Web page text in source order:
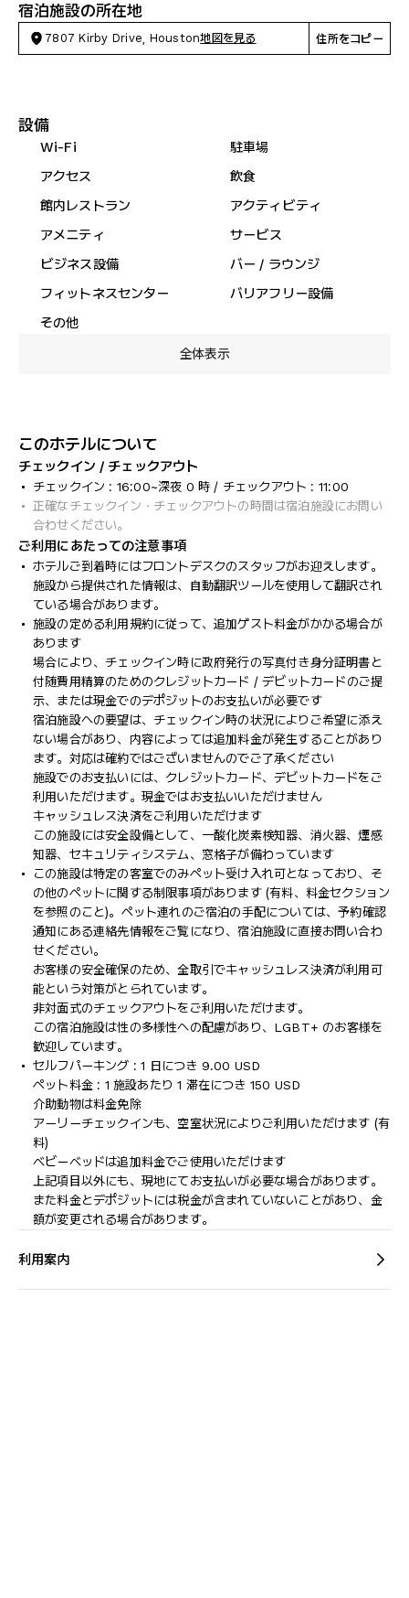
宿泊施設の所在地
7807 Kirby Drive, Houston地図を見る 住所をコピー
設備
Wi-Fi
駐車場
アクセス
飲食
館内レストラン
アクティビティ
アメニティ
サービス
ビジネス設備
バー / ラウンジ
フィットネスセンター
バリアフリー設備
その他
全体表示
このホテルについて
チェックイン / チェックアウト
チェックイン : 16:00~深夜 0 時 / チェックアウト : 11:00
正確なチェックイン・チェックアウトの時間は宿泊施設にお問い
合わせください。
ご利用にあたっての注意事項
ホテルご到着時にはフロントデスクのスタッフがお迎えします。
施設から提供された情報は、自動翻訳ツールを使用して翻訳され
ている場合があります。
施設の定める利用規約に従って、追加ゲスト料金がかかる場合が
あります
場合により、チェックイン時に政府発行の写真付き身分証明書と
付随費用精算のためのクレジットカード / デビットカードのご提
示、または現金でのデポジットのお支払いが必要です
宿泊施設への要望は、チェックイン時の状況によりご希望に添え
ない場合があり、内容によっては追加料金が発生することがあり
ます。対応は確約ではございませんのでご了承ください
施設でのお支払いには、クレジットカード、デビットカードをご
利用いただけます。現金ではお支払いいただけません
キャッシュレス決済をご利用いただけます
この施設には安全設備として、一酸化炭素検知器、消火器、煙感
知器、セキュリティシステム、窓格子が備わっています
この施設は特定の客室でのみペット受け入れ可となっており、そ
の他のペットに関する制限事項があります (有料、料金セクション
を参照のこと)。ペット連れのご宿泊の手配については、予約確認
通知にある連絡先情報をご覧になり、宿泊施設に直接お問い合わ
せください。
お客様の安全確保のため、全取引でキャッシュレス決済が利用可
能という対策がとられています。
非対面式のチェックアウトをご利用いただけます。
この宿泊施設は性の多様性への配慮があり、LGBT+ のお客様を
歓迎しています。
セルフパーキング : 1 日につき 9.00 USD
ペット料金 : 1 施設あたり 1 滞在につき 150 USD
介助動物は料金免除
アーリーチェックインも、空室状況によりご利用いただけます (有
料)
ベビーベッドは追加料金でご使用いただけます
上記項目以外にも、現地にてお支払いが必要な場合があります。
また料金とデポジットには税金が含まれていないことがあり、金
額が変更される場合があります。
利用案内